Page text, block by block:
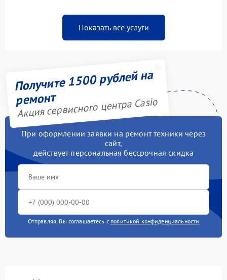
Показать все услуги
Получите 1500 рублей на
ремонт
Акция сервисного центра Casio
При оформлении заявки на ремонт техники через
сайт,
действует персональная бессрочная скидка
Отправляя, Вы соглашаетесь с политикой конфиденциальности